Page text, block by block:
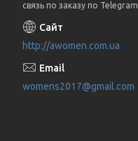
связь по заказу по Telegram
http://awomen.com.ua
womens2017@gmail.com